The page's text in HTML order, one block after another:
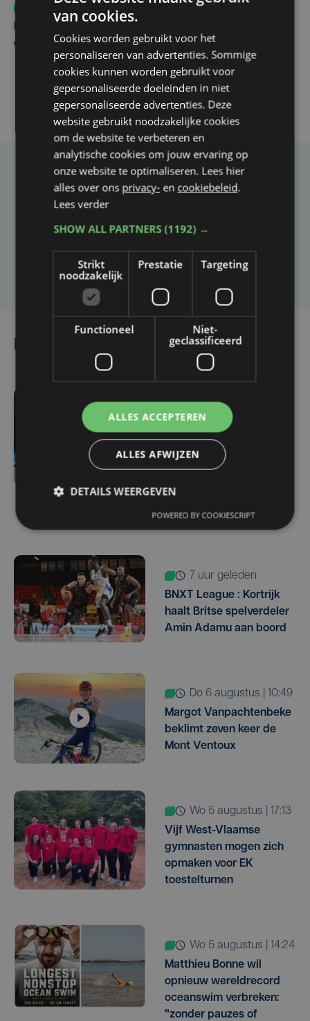
op Anderlecht uitgesteld door Europees voetbal
Taalfout opgemerkt?
Heb je een taal- of schrijffout opgemerkt in dit
Laat het ons weten
Lees ook
5 uur geleden
Meteen een West-
Vlaamse derby:
kampioen Club Brugge
KV Kortrijk op
openingsspeeldag
7 uur geleden
BNXT League : Kortrijk
haalt Britse spelverdeler
Amin Adamu aan boord
do 6 augustus | 10:49
Margot Vanpachtenbeke
beklimt zeven keer de
Mont Ventoux
wo 5 augustus | 17:13
Vijf West-Vlaamse
gymnasten mogen zich
opmaken voor EK
toestelturnen
wo 5 augustus | 14:24
Matthieu Bonne wil
opnieuw wereldrecord
oceanswim verbreken:
"zonder pauzes of
van cookies.
Cookies worden gebruikt voor het
personaliseren van advertenties. Sommige
cookies kunnen worden gebruikt voor
gepersonaliseerde doeleinden in niet
gepersonaliseerde advertenties. Deze
website gebruikt noodzakelijke cookies
om de website te verbeteren en
analytische cookies om jouw ervaring op
onze website te optimaliseren. Lees hier
alles over ons privacy- en cookiebeleid.
Lees verder
SHOW ALL PARTNERS(1192) →
Strikt
noodzakelijk
Prestatie Targeting
Functioneel
Niet-
geclassificeerd
ALLES ACCEPTEREN
ALLES AFWIJZEN
DETAILS WEERGEVEN
POWERED BY COOKIESCRIPT